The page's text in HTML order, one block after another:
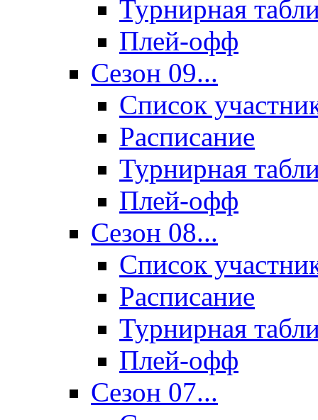
Турнирная
Плей-офф
Сезон 09...
Список
Расписание
Турнирная
Плей-офф
Сезон 08...
Список
Расписание
Турнирная
Плей-офф
Сезон 07...